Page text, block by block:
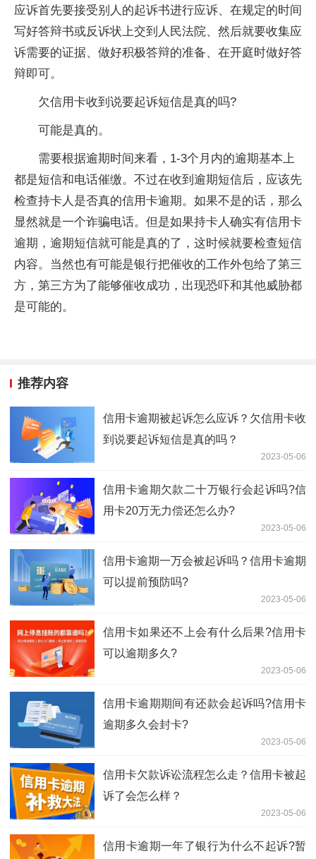
应诉首先要接受别人的起诉书进行应诉、在规定的时间
写好答辩书或反诉状上交到人民法院、然后就要收集应
诉需要的证据、做好积极答辩的准备、在开庭时做好答
辩即可。
欠信用卡收到说要起诉短信是真的吗?
可能是真的。
需要根据逾期时间来看，1-3个月内的逾期基本上
都是短信和电话催缴。不过在收到逾期短信后，应该先
检查持卡人是否真的信用卡逾期。如果不是的话，那么
显然就是一个诈骗电话。但是如果持卡人确实有信用卡
逾期，逾期短信就可能是真的了，这时候就要检查短信
内容。当然也有可能是银行把催收的工作外包给了第三
方，第三方为了能够催收成功，出现恐吓和其他威胁都
是可能的。
推荐内容
信用卡逾期被起诉怎么应诉？欠信用卡收
到说要起诉短信是真的吗？
2023-05-06
信用卡逾期欠款二十万银行会起诉吗?信
用卡20万无力偿还怎么办?
2023-05-06
信用卡逾期一万会被起诉吗？信用卡逾期
可以提前预防吗?
2023-05-06
信用卡如果还不上会有什么后果?信用卡
可以逾期多久?
2023-05-06
信用卡逾期期间有还款会起诉吗?信用卡
逾期多久会封卡?
2023-05-06
信用卡欠款诉讼流程怎么走？信用卡被起
诉了会怎么样？
2023-05-06
信用卡逾期一年了银行为什么不起诉?暂